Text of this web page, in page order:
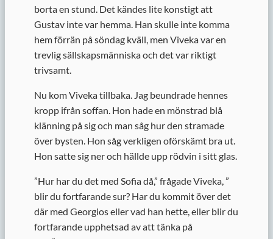
borta en stund. Det kändes lite konstigt att
Gustav inte var hemma. Han skulle inte komma
hem förrän på söndag kväll, men Viveka var en
trevlig sällskapsmänniska och det var riktigt
trivsamt.
Nu kom Viveka tillbaka. Jag beundrade hennes
kropp ifrån soffan. Hon hade en mönstrad blå
klänning på sig och man såg hur den stramade
över bysten. Hon såg verkligen oförskämt bra ut.
Hon satte sig ner och hällde upp rödvin i sitt glas.
”Hur har du det med Sofia då,” frågade Viveka, ”
blir du fortfarande sur? Har du kommit över det
där med Georgios eller vad han hette, eller blir du
fortfarande upphetsad av att tänka på